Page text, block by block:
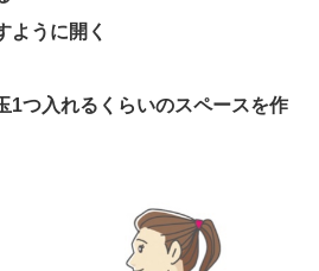
ように開く
1つ入れるくらいのスペースを作